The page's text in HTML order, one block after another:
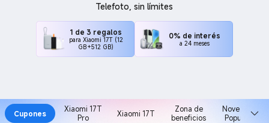
Telefoto, sin límites
1 de 3 regalos
para Xiaomi 17T (12
GB+512 GB)
0% de interés
a 24 meses
Cupones
Xiaomi 17T
Pro
Xiaomi 17T
Zona de
beneficios
Novedades
Populares